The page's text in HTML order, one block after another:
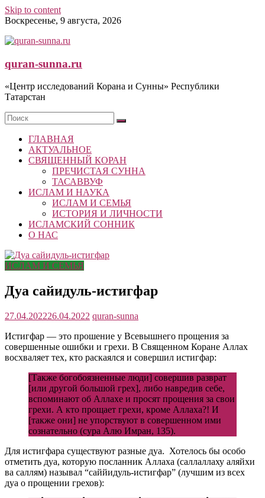
Skip to content
Воскресенье, 9 августа, 2026
quran-sunna.ru
«Центр исследований Корана и Сунны» Республики
Татарстан
ГЛАВНАЯ
АКТУАЛЬНОЕ
СВЯЩЕННЫЙ КОРАН
ПРЕЧИСТАЯ СУННА
ТАСАВВУФ
ИСЛАМ И НАУКА
ИСЛАМ И СЕМЬЯ
ИСТОРИЯ И ЛИЧНОСТИ
ИСЛАМСКИЙ СОННИК
О НАС
ИСЛАМ И СЕМЬЯ
Дуа сайидуль-истигфар
27.04.202226.04.2022 quran-sunna
Истигфар — это прошение у Всевышнего прощения за
совершенные ошибки и грехи. В Священном Коране Аллах
восхваляет тех, кто раскаялся и совершил истигфар:
[Также богобоязненные люди] совершив разврат
[или другой большой грех], либо навредив себе,
вспоминают об Аллахе и просят прощения за свои
грехи. А кто прощает грехи, кроме Аллаха?! И
[также они] не упорствуют в совершенном ими
сознательно (сура Алю Имран, 135).
Для истигфара существуют разные дуа. Хотелось бы особо
отметить дуа, которую посланник Аллаха (саллаллаху аляйхи
ва саллям) называл “саййидуль-истигфар” (лучшим из всех
дуа о прощении грехов):